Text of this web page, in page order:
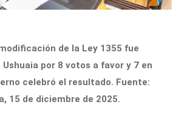
de la Ley 1355 fue
por 8 votos a favor y 7 en
celebró el resultado. Fuente:
15 de diciembre de 2025.